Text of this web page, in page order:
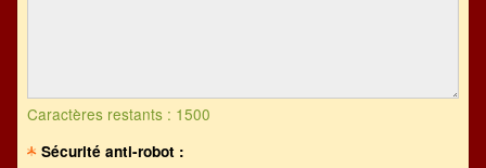
Caractères restants : 1500
Sécurité anti-robot :